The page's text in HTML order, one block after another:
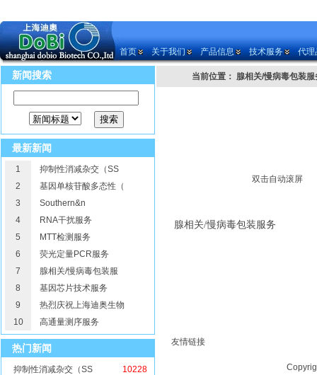
首页 关于我们 产品信息 技术服务 代理
新闻搜索
最新新闻
1
抑制性消减杂交（SS
2
基因单核苷酸多态性（
3
Southern&n
4
RNA干扰服务
5
MTT检测服务
6
荧光定量PCR服务
7
腺相关/慢病毒包装服
8
基因芯片技术服务
9
热烈庆祝上海迪奥生物
10
高通量测序服务
热门新闻
抑制性消减杂交（SS
10228
当前位置： 腺相关/慢病毒包装服
双击自动滚屏
腺相关/慢病毒包装服务
友情链接